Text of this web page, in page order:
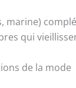
qui
de la mode